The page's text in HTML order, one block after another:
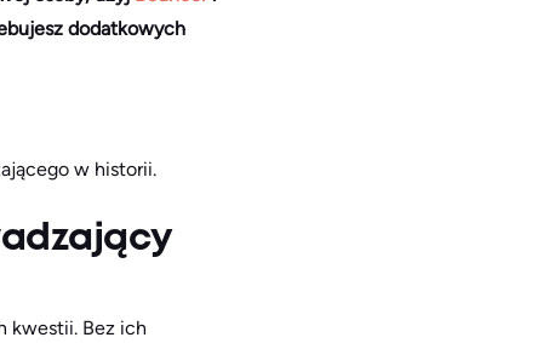
dodatkowych
w historii.
kwestii. Bez ich